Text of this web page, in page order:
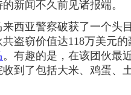
闻不久前见诸报端。
亚警察破获了一个头
盗窃价值达118万美元
。有趣的是，在该团伙最
到了包括大米、鸡蛋、